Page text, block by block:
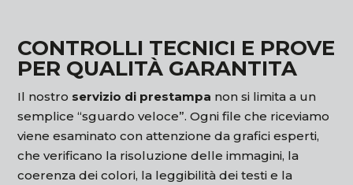
CONTROLLI TECNICI E PROVE
PER QUALITÀ GARANTITA
Il nostro servizio di prestampa non si limita a un
semplice “sguardo veloce”. Ogni file che riceviamo
viene esaminato con attenzione da grafici esperti,
che verificano la risoluzione delle immagini, la
coerenza dei colori, la leggibilità dei testi e la